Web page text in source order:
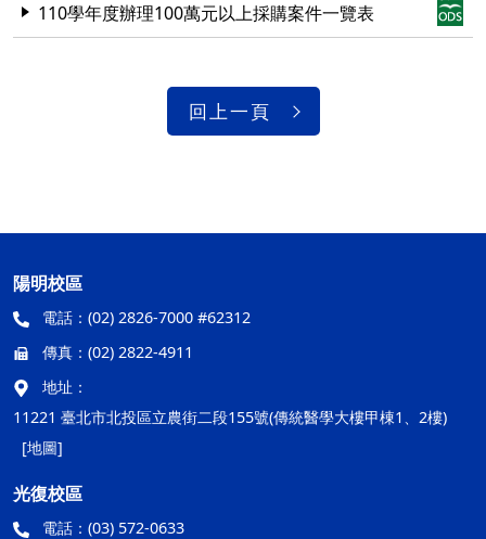
110學年度辦理100萬元以上採購案件一覽表
回上一頁
陽明校區
電話： (02) 2826-7000 #62312
傳真： (02) 2822-4911
地址：
11221 臺北市北投區立農街二段155號(傳統醫學大樓甲棟1、2樓)
[地圖]
光復校區
電話： (03) 572-0633